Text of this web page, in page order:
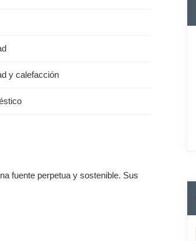
y calefacción
fuente perpetua y sostenible. Sus